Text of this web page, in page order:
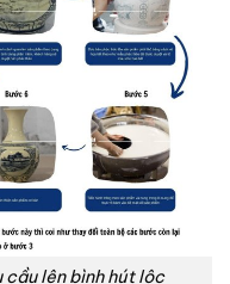
cầu lên bình hút lộc